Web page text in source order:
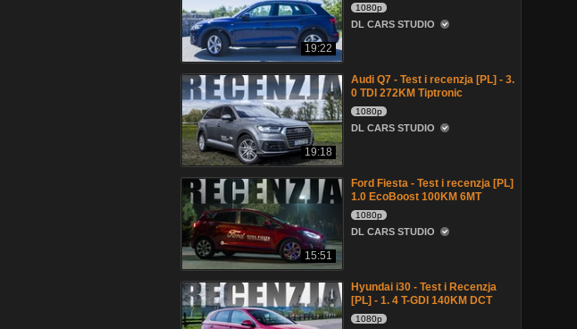
19:22
1080p
DL CARS STUDIO
19:18
Audi Q7 - Test i recenzja [PL] - 3.
0 TDI 272KM Tiptronic
1080p
DL CARS STUDIO
15:51
Ford Fiesta - Test i recenzja [PL]
1.0 EcoBoost 100KM 6MT
1080p
DL CARS STUDIO
Hyundai i30 - Test i Recenzja
[PL] - 1. 4 T-GDI 140KM DCT
1080p